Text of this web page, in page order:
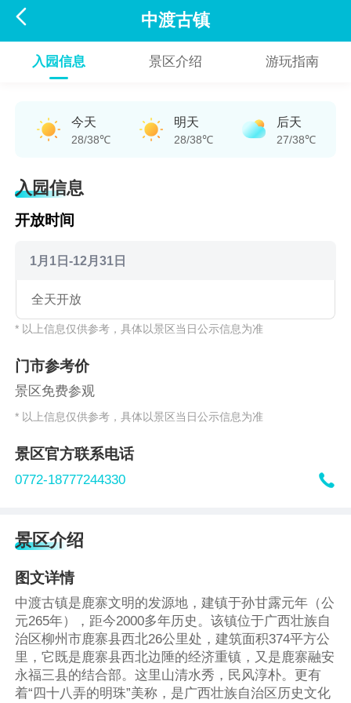
 中渡古镇
入园信息 景区介绍 游玩指南
今天
28/38℃
明天
28/38℃
后天
27/38℃
入园信息
开放时间
1月1日-12月31日
全天开放
* 以上信息仅供参考，具体以景区当日公示信息为准
门市参考价
景区免费参观
* 以上信息仅供参考，具体以景区当日公示信息为准
景区官方联系电话
0772-18777244330 
景区介绍
图文详情
中渡古镇是鹿寨文明的发源地，建镇于孙甘露元年（公
元265年），距今2000多年历史。该镇位于广西壮族自
治区柳州市鹿寨县西北26公里处，建筑面积374平方公
里，它既是鹿寨县西北边陲的经济重镇，又是鹿寨融安
永福三县的结合部。这里山清水秀，民风淳朴。更有
着“四十八弄的明珠”美称，是广西壮族自治区历史文化